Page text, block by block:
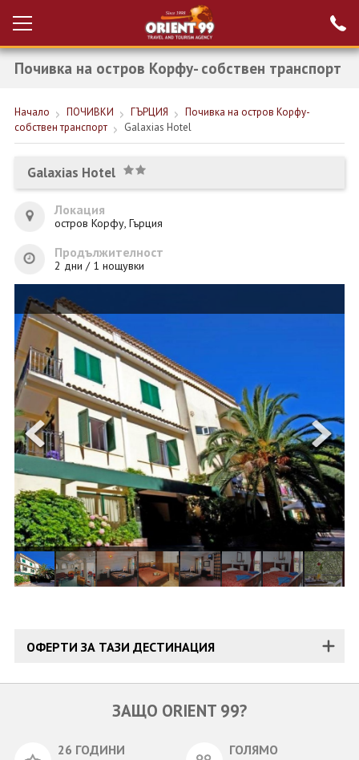
Вход за агенти
Проверка на
РАННИ ЗАПИСВАНИЯ ТУРЦИЯ
НОВА ГОДИНА ТУРЦИЯ
НОВА ГОДИНА
ПОЧИВКИ
КРУИЗИ
ЕКСКУРЗИИ
ОЩЕ
ЗА НАС
КОНТАКТИ
ФИРМЕНИ ДОКУМЕНТИ
0700 144 34 Запитване
ПОСЛЕДВАЙТЕ НИ
Почивка на остров Корфу- собствен транспорт
Начало ПОЧИВКИ ГЪРЦИЯ
Почивка на остров Корфу-
собствен транспорт
Galaxias Hotel
Galaxias Hotel
Локация
остров Корфу, Гърция
Продължителност
2 дни / 1 нощувки
ОФЕРТИ ЗА ТАЗИ ДЕСТИНАЦИЯ
ЗАЩО ORIENT 99?
26 ГОДИНИ ГОЛЯМО